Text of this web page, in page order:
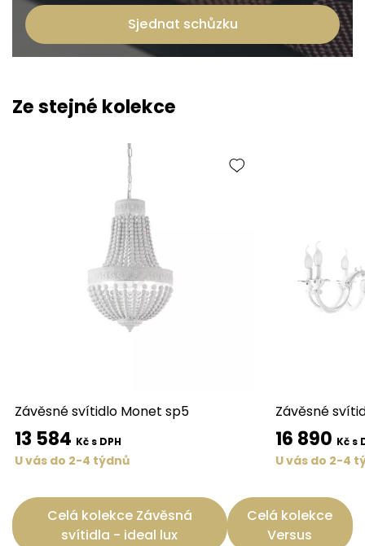
Sjednat schůzku
Ze stejné kolekce
Závěsné svítidlo Monet sp5
13 584 Kč s DPH
U vás do 2-4 týdnů
Závěsné
16 890 Kč s
U vás do 2-4
Celá kolekce Závěsná
svítidla - ideal lux
Celá kolekce
Versus